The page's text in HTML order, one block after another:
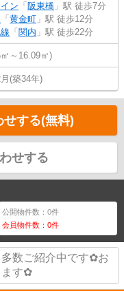
ン 「 阪東橋 」駅 徒歩7分
「 黄金町 」駅 徒歩12分
「 関内 」駅 徒歩22分
～16.09㎡)
(築34年)
せする(無料)
せする
公開物件数：0件
会員物件数：0件
数ご紹介中です✿お
ます✿